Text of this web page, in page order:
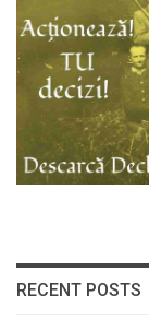
RECENT POSTS